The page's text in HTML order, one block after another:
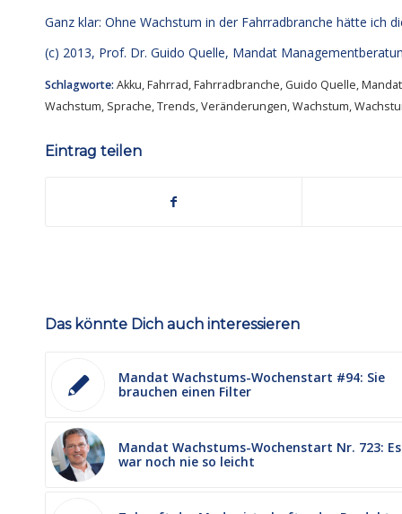
Ganz klar: Ohne Wachstum in der Fahrradbranche hätte ich
(c) 2013, Prof. Dr. Guido Quelle, Mandat
Schlagworte: Akku,Fahrrad,Fahrradbranche, Guido Quelle,Mandat
Wachstum, Sprache,Trends,Veränderungen,Wachstum,
Eintrag teilen
Das könnte Dich auch interessieren
Mandat Wachstums-Wochenstart #94: Sie
brauchen einen Filter
Mandat Wachstums-Wochenstart Nr. 723: Es
war noch nie so leicht